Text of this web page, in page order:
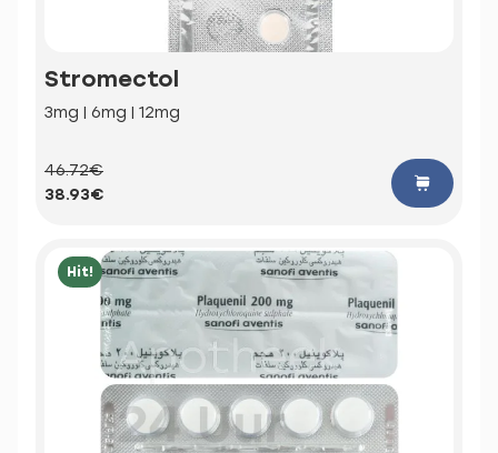
Stromectol
3mg | 6mg | 12mg
46.72€
38.93€
Hit!